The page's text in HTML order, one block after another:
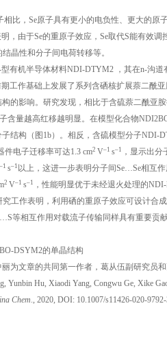
比，Se原子具有更小的电负性、更大的原
，由于Se的重原子效应，Se取代S能有效
晶性和分子间电荷转移等。
有机半导体材料NDI-DTYM2 ，其在n-沟
工作基础上发展了系列含硒核扩展萘二酰
的影响。研究发现，相比于含硫萘二酰亚
含量越高红移越明显。在模型化合物
结构（图1b）。相反，含硫模型分子NDI-
电子迁移率可达1.3 cm2 V–1 s–1
，显示出
–1 s–1 以上，这进一步表明分子间Se…Se相互
2 V–1 s–1
，性能明显优于未经退火处理的
工作表明，利用硒的重原子效应可设计合
等相互作用对载流子传输同样具有重要贡
DSYM2的单晶结构
为文章的共同第一作者，葛从伍副研究员
Hu, Xiaodi Yang, Congwu Ge, Xike
Chem., 2020, DOI: 10.1007/s11426-020-9792-